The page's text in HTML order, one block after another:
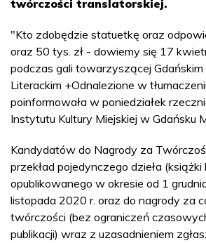
twórczości translatorskiej.
"Kto zdobędzie statuetkę oraz
oraz 50 tys. zł - dowiemy się 17
podczas gali towarzyszącej Gdańskim
Literackim +Odnalezione w
poinformowała w poniedziałek
Instytutu Kultury Miejskiej w Gdańsku
Kandydatów do Nagrody za
przekład pojedynczego dzieła (książki
opublikowanego w okresie od 1
listopada 2020 r. oraz do nagrody za
twórczości (bez ograniczeń
publikacji) wraz z uzasadnieniem